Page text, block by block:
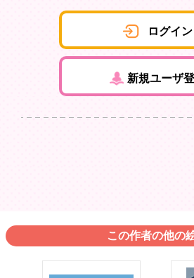
ログイン
新規ユーザ
この作者の他の